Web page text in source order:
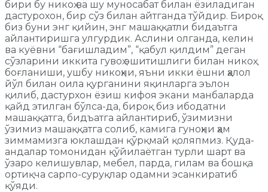
бири бу никоҳ ва шу муносабат билан ёзиладиган
дастурохон, бир сўз билан айтганда тўйдир. Бироқ
биз буни энг қийин, энг машаққатли бидаътга
айлантиришга улгурдик. Аслини олганда, келин
ва куёвни “бағишладим”, “қабул қилдим” деган
сўзларини иккита гувоҳ эшитишлиги билан никоҳ
боғланиши, ушбу никоҳни, яъни икки ёшни ҳалол
йўл билан оила қурганини яқинларга эълон
қилиб, дастурхон ёзиш кифоя экани манбаларда
қайд этилган бўлса-да, бироқ биз ибодатни
машаққатга, бидъатга айлантириб, ўзимизни
ўзимиз машаққатга солиб, камига гуноҳни ҳам
зиммамизга юклашдан қўрқмай қоляпмиз. Қуда-
андалар томонидан қўйилаётган турли шарт ва
ўзаро келишувлар, мебел, парда, гилам ва бошқа
ортиқча сарпо-суруқлар одамни эсанкиратиб
қўяди.